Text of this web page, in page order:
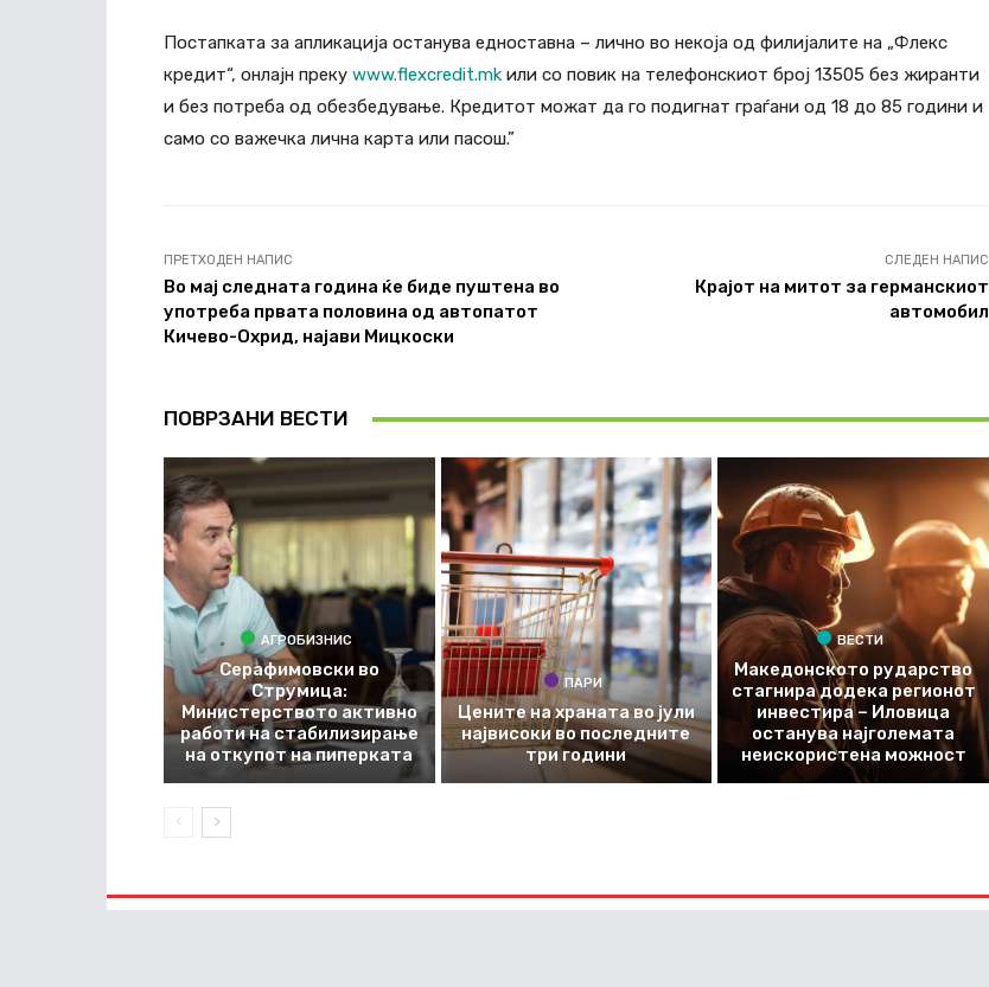
Постапката за апликација останува едноставна – лично во некоја од филијалите на „Флекс
кредит“, онлајн преку www.flexcredit.mk или со повик на телефонскиот број 13505 без жиранти
и без потреба од обезбедување. Кредитот можат да го подигнат граѓани од 18 до 85 години и
само со важечка лична карта или пасош.”
ПРЕТХОДЕН НАПИС
Во мај следната година ќе биде пуштена во
употреба првата половина од автопатот
Кичево-Охрид, најави Мицкоски
СЛЕДЕН НАПИС
Крајот на митот за германскиот
автомобил
ПОВРЗАНИ ВЕСТИ
АГРОБИЗНИС
Серафимовски во
Струмица:
Министерството активно
работи на стабилизирање
на откупот на пиперката
ПАРИ
Цените на храната во јули
највисоки во последните
три години
ВЕСТИ
Македонското рударство
стагнира додека регионот
инвестира – Иловица
останува најголемата
неискористена можност